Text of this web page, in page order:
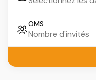
OMS